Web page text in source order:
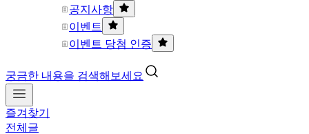
공지사항
이벤트
이벤트 당첨 인증
궁금한 내용을 검색해보세요
즐겨찾기
전체글